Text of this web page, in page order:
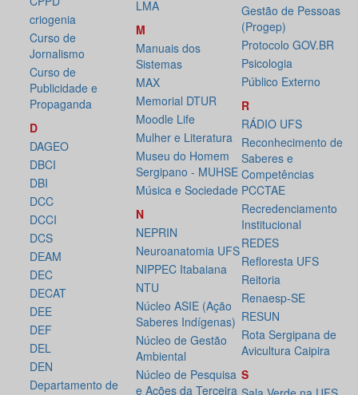
criogenia
Curso de
Jornalismo
Curso de
Publicidade e
Propaganda
D
DAGEO
DBCI
DBI
DCC
DCCI
DCS
DEAM
DEC
DECAT
DEE
DEF
DEL
DEN
Departamento de
LMA
M
Manuais dos
Sistemas
MAX
Memorial DTUR
Moodle Life
Mulher e Literatura
Museu do Homem
Sergipano - MUHSE
Música e Sociedade
N
NEPRIN
Neuroanatomia UFS
NIPPEC Itabaiana
NTU
Núcleo ASIE (Ação
Saberes Indígenas)
Núcleo de Gestão
Ambiental
Núcleo de Pesquisa
e Ações da Terceira
Gestão de Pessoas
(Progep)
Protocolo GOV.BR
Psicologia
Público Externo
R
RÁDIO UFS
Reconhecimento de
Saberes e
Competências
PCCTAE
Recredenciamento
Institucional
REDES
Refloresta UFS
Reitoria
Renaesp-SE
RESUN
Rota Sergipana de
Avicultura Caipira
S